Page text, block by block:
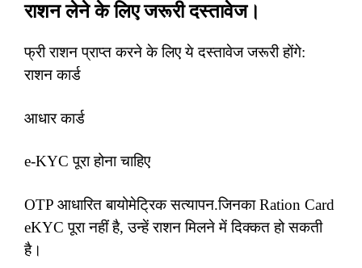
राशन लेने के लिए जरूरी दस्तावेज।
फ्री राशन प्राप्त करने के लिए ये दस्तावेज जरूरी होंगे:
राशन कार्ड
आधार कार्ड
e-KYC पूरा होना चाहिए
OTP आधारित बायोमेट्रिक सत्यापन.जिनका Ration Card
eKYC पूरा नहीं है, उन्हें राशन मिलने में दिक्कत हो सकती
है।